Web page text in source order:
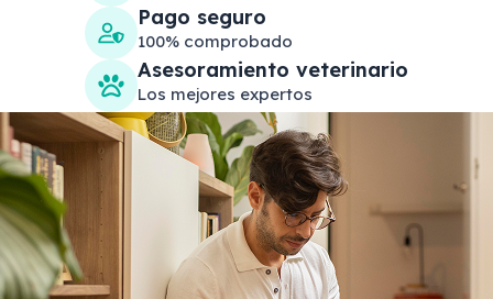
Pago seguro
100% comprobado
Asesoramiento veterinario
Los mejores expertos